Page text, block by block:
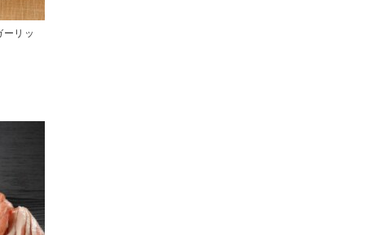
リッ